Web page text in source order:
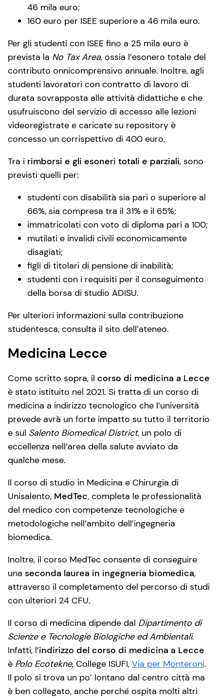
46 mila euro;
160 euro per ISEE superiore a 46 mila euro.
Per gli studenti con ISEE fino a 25 mila euro è
prevista la No Tax Area, ossia l’esonero totale del
contributo onnicomprensivo annuale. Inoltre, agli
studenti lavoratori con contratto di lavoro di
durata sovrapposta alle attività didattiche e che
usufruiscono del servizio di accesso alle lezioni
videoregistrate e caricate su repository è
concesso un corrispettivo di 400 euro.
Tra i rimborsi e gli esoneri totali e parziali, sono
previsti quelli per:
studenti con disabilità sia pari o superiore al
66%, sia compresa tra il 31% e il 65%;
immatricolati con voto di diploma pari a 100;
mutilati e invalidi civili economicamente
disagiati;
figli di titolari di pensione di inabilità;
studenti con i requisiti per il conseguimento
della borsa di studio ADISU.
Per ulteriori informazioni sulla contribuzione
studentesca, consulta il sito dell’ateneo.
Medicina Lecce
Come scritto sopra, il corso di medicina a Lecce
è stato istituito nel 2021. Si tratta di un corso di
medicina a indirizzo tecnologico che l’università
prevede avrà un forte impatto su tutto il territorio
e sul Salento Biomedical District, un polo di
eccellenza nell’area della salute avviato da
qualche mese.
Il corso di studio in Medicina e Chirurgia di
Unisalento, MedTec, completa le professionalità
del medico con competenze tecnologiche e
metodologiche nell’ambito dell’ingegneria
biomedica.
Inoltre, il corso MedTec consente di conseguire
una seconda laurea in ingegneria biomedica,
attraverso il completamento del percorso di studi
con ulteriori 24 CFU.
Il corso di medicina dipende dal Dipartimento di
Scienze e Tecnologie Biologiche ed Ambientali.
Infatti, l’indirizzo del corso di medicina a Lecce
è Polo Ecotekne, College ISUFI, Via per Monteroni.
Il polo si trova un po’ lontano dal centro città ma
è ben collegato, anche perché ospita molti altri